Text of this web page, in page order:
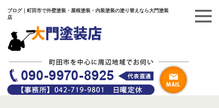
ブログ｜町田市で外壁塗装・屋根塗装・内装塗装の塗り替えなら大門塗装
店